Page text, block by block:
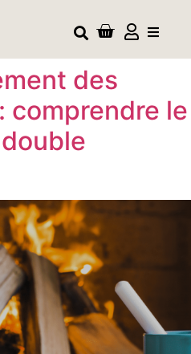
des
comprendre le